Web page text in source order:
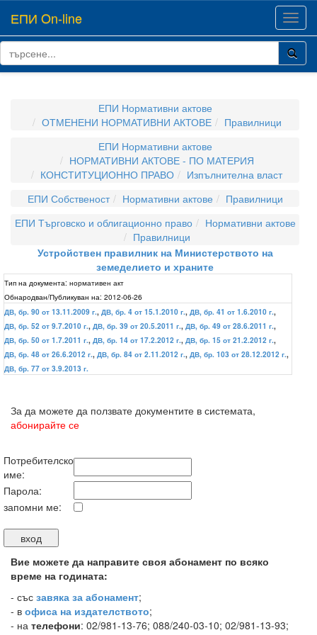
ЕПИ On-line
ЕПИ Нормативни актове
ОТМЕНЕНИ НОРМАТИВНИ АКТОВЕ
Правилници
ЕПИ Нормативни актове
НОРМАТИВНИ АКТОВЕ - ПО МАТЕРИЯ
КОНСТИТУЦИОННО ПРАВО
Изпълнителна власт
ЕПИ Собственост
Нормативни актове
Правилници
ЕПИ Търговско и облигационно право
Нормативни актове
Правилници
Устройствен правилник на Министерството на
земеделието и храните
Тип на документа: нормативен акт
Обнародван/Публикуван на: 2012-06-26
ДВ, бр. 90 от 13.11.2009 г., ДВ, бр. 4 от 15.1.2010 г., ДВ, бр. 41 от 1.6.2010 г.,
ДВ, бр. 52 от 9.7.2010 г., ДВ, бр. 39 от 20.5.2011 г., ДВ, бр. 49 от 28.6.2011 г.,
ДВ, бр. 50 от 1.7.2011 г., ДВ, бр. 14 от 17.2.2012 г., ДВ, бр. 15 от 21.2.2012 г.,
ДВ, бр. 48 от 26.6.2012 г., ДВ, бр. 84 от 2.11.2012 г., ДВ, бр. 103 от 28.12.2012 г.,
ДВ, бр. 77 от 3.9.2013 г.
За да можете да ползвате документите в системата,
абонирайте се
Потребителско
име:
Парола:
запомни ме:
Вие можете да направите своя абонамент по всяко
време на годината:
- със завяка за абонамент;
- в офиса на издателството;
- на телефони: 02/981-13-76; 088/240-03-10; 02/981-13-93;